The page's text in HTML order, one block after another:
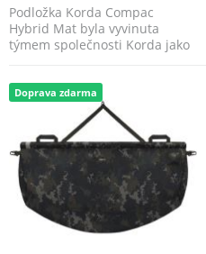
Podložka Korda Compac
Hybrid Mat byla vyvinuta
týmem společnosti Korda jako
Doprava zdarma